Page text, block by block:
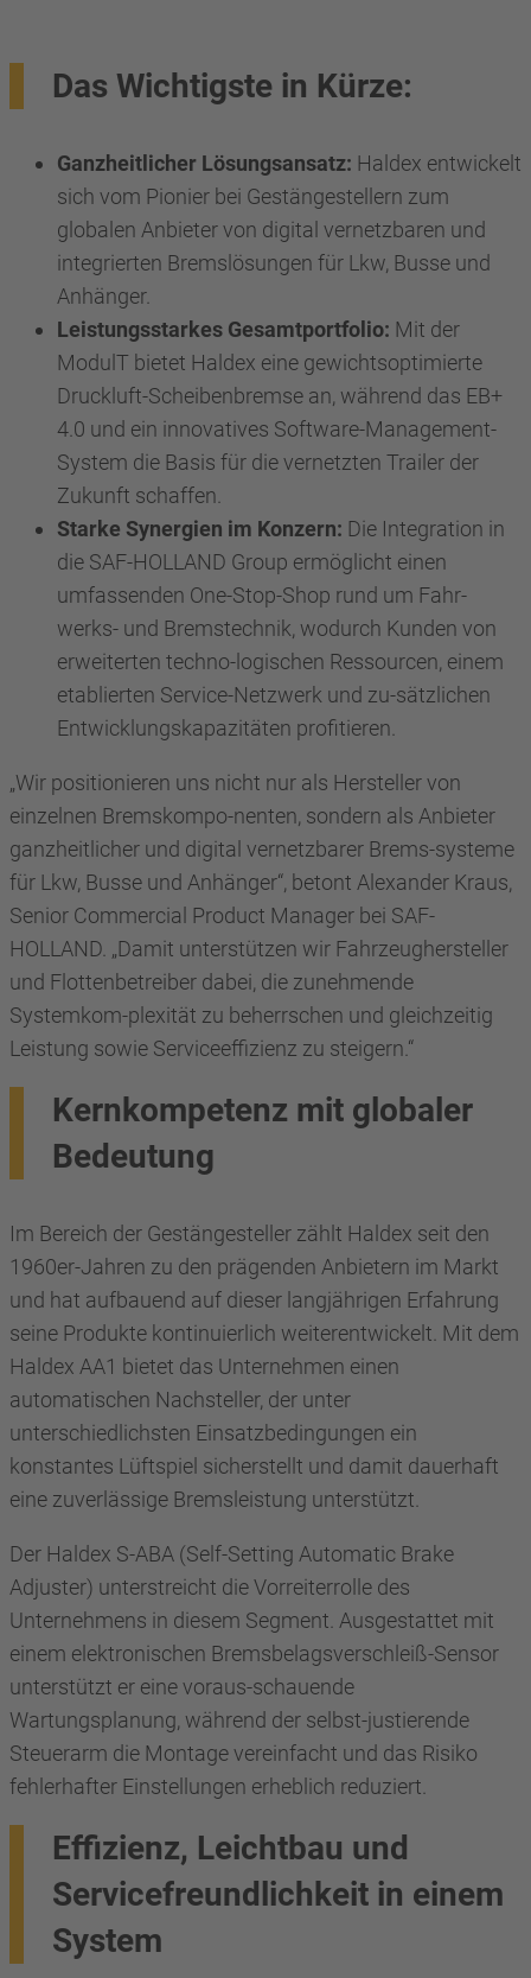
Das Wichtigste in Kürze:
Ganzheitlicher Lösungsansatz: Haldex entwickelt
sich vom Pionier bei Gestängestellern zum
globalen Anbieter von digital vernetzbaren und
integrierten Bremslösungen für Lkw, Busse und
Anhänger.
Leistungsstarkes Gesamtportfolio: Mit der
ModulT bietet Haldex eine gewichtsoptimierte
Druckluft-Scheibenbremse an, während das EB+
4.0 und ein innovatives Software-Management-
System die Basis für die vernetzten Trailer der
Zukunft schaffen.
Starke Synergien im Konzern: Die Integration in
die SAF-HOLLAND Group ermöglicht einen
umfassenden One-Stop-Shop rund um Fahr-
werks- und Bremstechnik, wodurch Kunden von
erweiterten techno-logischen Ressourcen, einem
etablierten Service-Netzwerk und zu-sätzlichen
Entwicklungskapazitäten profitieren.
„Wir positionieren uns nicht nur als Hersteller von
einzelnen Bremskompo-nenten, sondern als Anbieter
ganzheitlicher und digital vernetzbarer Brems-systeme
für Lkw, Busse und Anhänger“, betont Alexander Kraus,
Senior Commercial Product Manager bei SAF-
HOLLAND. „Damit unterstützen wir Fahrzeughersteller
und Flottenbetreiber dabei, die zunehmende
Systemkom-plexität zu beherrschen und gleichzeitig
Leistung sowie Serviceeffizienz zu steigern.“
Kernkompetenz mit globaler
Bedeutung
Im Bereich der Gestängesteller zählt Haldex seit den
1960er-Jahren zu den prägenden Anbietern im Markt
und hat aufbauend auf dieser langjährigen Erfahrung
seine Produkte kontinuierlich weiterentwickelt. Mit dem
Haldex AA1 bietet das Unternehmen einen
automatischen Nachsteller, der unter
unterschiedlichsten Einsatzbedingungen ein
konstantes Lüftspiel sicherstellt und damit dauerhaft
eine zuverlässige Bremsleistung unterstützt.
Der Haldex S-ABA (Self-Setting Automatic Brake
Adjuster) unterstreicht die Vorreiterrolle des
Unternehmens in diesem Segment. Ausgestattet mit
einem elektronischen Bremsbelagsverschleiß-Sensor
unterstützt er eine voraus-schauende
Wartungsplanung, während der selbst-justierende
Steuerarm die Montage vereinfacht und das Risiko
fehlerhafter Einstellungen erheblich reduziert.
Effizienz, Leichtbau und
Servicefreundlichkeit in einem
System